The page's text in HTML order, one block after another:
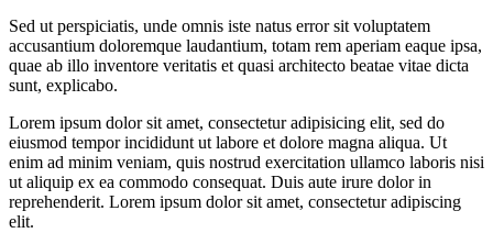
Sed ut perspiciatis, unde omnis iste natus error sit voluptatem
accusantium doloremque laudantium, totam rem aperiam eaque ipsa,
quae ab illo inventore veritatis et quasi architecto beatae vitae dicta
sunt, explicabo.
Lorem ipsum dolor sit amet, consectetur adipisicing elit, sed do
eiusmod tempor incididunt ut labore et dolore magna aliqua. Ut
enim ad minim veniam, quis nostrud exercitation ullamco laboris nisi
ut aliquip ex ea commodo consequat. Duis aute irure dolor in
reprehenderit. Lorem ipsum dolor sit amet, consectetur adipiscing
elit.